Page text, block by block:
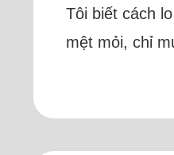
Tôi biết cách
mệt mỏi, chỉ